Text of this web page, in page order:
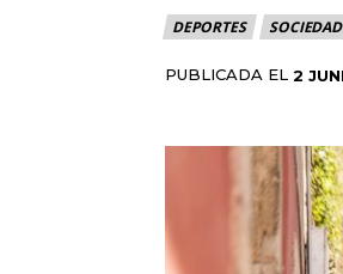
DEPORTES SOCIEDAD
PUBLICADA EL 2